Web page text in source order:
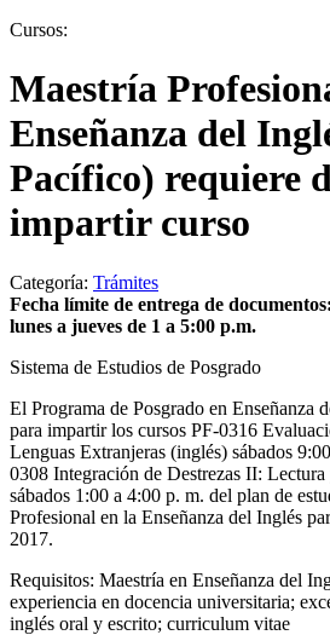
Cursos:
Maestría
Enseñanza del
Pacífico) requiere
impartir curso
Categoría: Trámites
Fecha límite de entrega de
lunes a jueves de 1 a 5:00 p.m.
Sistema de Estudios de Posgrado
El Programa de Posgrado en Enseñanza
para impartir los cursos PF-0316
Lenguas Extranjeras (inglés) sábados
0308 Integración de Destrezas II:
sábados 1:00 a 4:00 p. m. del plan de
Profesional en la Enseñanza del Inglés
2017.
Requisitos: Maestría en Enseñanza del
experiencia en docencia universitaria;
inglés oral y escrito; curriculum vitae